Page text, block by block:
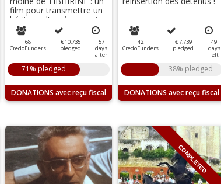
film pour transmettre un
héritage d'espérance et
de paix
68
CredoFunders
€ 10,735
pledged
57
days
after
71% pledged
DONATIONS
42
CredoFunders
€ 7,739
pledged
49
days
left
38% pledged
DONATIONS
COMPLETED